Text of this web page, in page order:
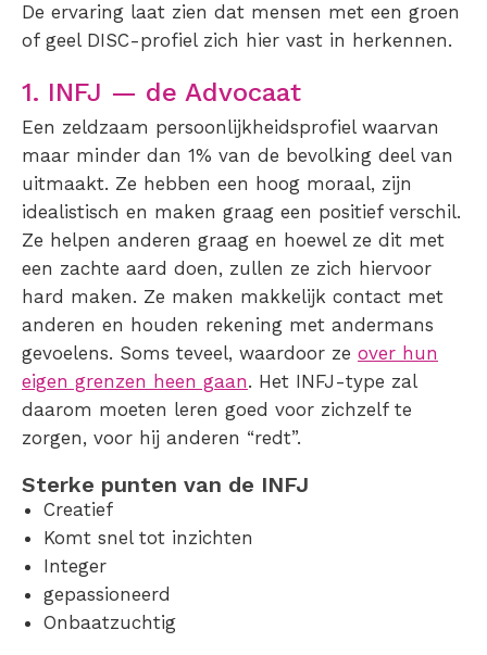
De ervaring laat zien dat mensen met een groen
of geel DISC-profiel zich hier vast in herkennen.
1. INFJ — de Advocaat
Een zeldzaam persoonlijkheidsprofiel waarvan
maar minder dan 1% van de bevolking deel van
uitmaakt. Ze hebben een hoog moraal, zijn
idealistisch en maken graag een positief verschil.
Ze helpen anderen graag en hoewel ze dit met
een zachte aard doen, zullen ze zich hiervoor
hard maken. Ze maken makkelijk contact met
anderen en houden rekening met andermans
gevoelens. Soms teveel, waardoor ze over hun
eigen grenzen heen gaan. Het INFJ-type zal
daarom moeten leren goed voor zichzelf te
zorgen, voor hij anderen “redt”.
Sterke punten van de INFJ
Creatief
Komt snel tot inzichten
Integer
gepassioneerd
Onbaatzuchtig